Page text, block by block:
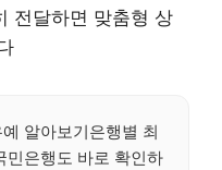
전달하면 맞춤형 상
알아보기은행별 최
민은행도 바로 확인하